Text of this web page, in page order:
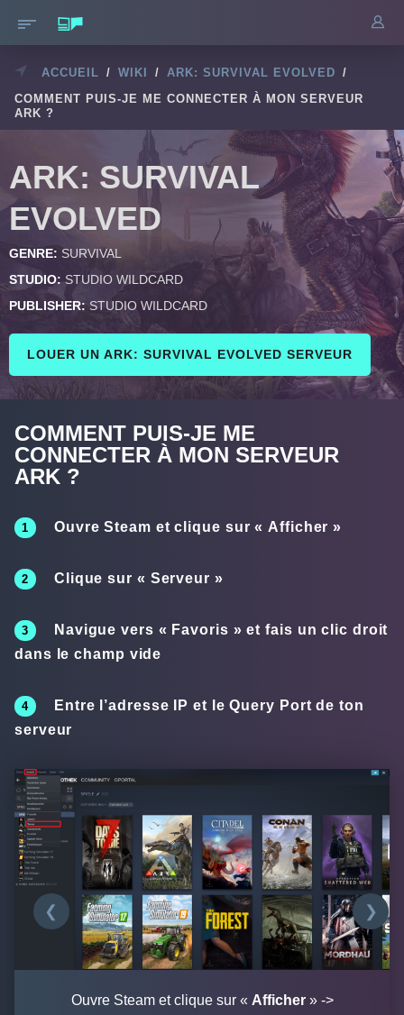
ACCUEIL / WIKI / ARK: SURVIVAL EVOLVED /
COMMENT PUIS-JE ME CONNECTER À MON SERVEUR
ARK ?
ARK: SURVIVAL
EVOLVED
GENRE: SURVIVAL
STUDIO: STUDIO WILDCARD
PUBLISHER: STUDIO WILDCARD
LOUER UN ARK: SURVIVAL EVOLVED SERVEUR
COMMENT PUIS-JE ME
CONNECTER À MON SERVEUR
ARK ?
Ouvre Steam et clique sur « Afficher»
Clique sur « Serveur »
Navigue vers « Favoris » et fais un clic droit
dans le champ vide
Entre l’adresse IP et le Query Port de ton
serveur
❮ ❯
Ouvre Steam et clique sur « Afficher » ->